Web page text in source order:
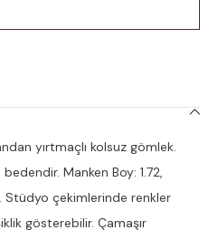
yırtmaçlı kolsuz gömlek.
Manken Boy: 1.72,
Stüdyo çekimlerinde renkler
gösterebilir. Çamaşır